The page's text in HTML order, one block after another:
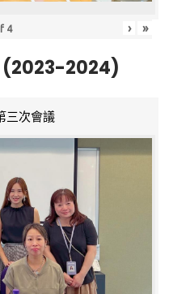
4 › »
(2023-2024)
三次會議